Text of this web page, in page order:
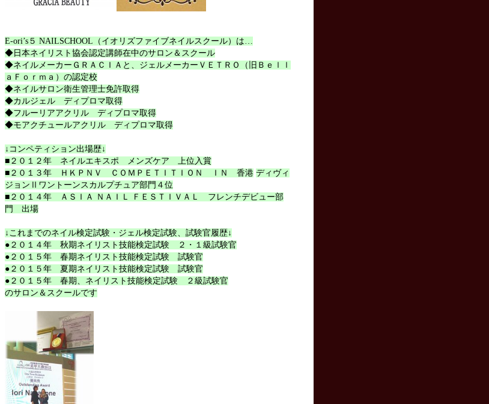
E-ori’s５ NAILSCHOOL（イオリズファイブネイルスクール）は…
◆日本ネイリスト協会認定講師在中のサロン＆スクール
◆ネイルメーカーＧＲＡＣＩＡと、ジェルメーカーＶＥＴＲＯ（旧Ｂｅｌｌ
ａＦｏｒｍａ）の認定校
◆ネイルサロン衛生管理士免許取得
◆カルジェル ディプロマ取得
◆フルーリアアクリル ディプロマ取得
◆モアクチュールアクリル ディプロマ取得
↓コンペティション出場歴↓
■２０１２年 ネイルエキスポ メンズケア 上位入賞
■２０１３年 ＨＫＰＮＶ ＣＯＭＰＥＴＩＴＩＯＮ ＩＮ 香港 ディヴィ
ジョンⅡワントーンスカルプチュア部門４位
■２０１４年 ＡＳＩＡ ＮＡＩＬ ＦＥＳＴＩＶＡＬ フレンチデビュー部
門 出場
↓これまでのネイル検定試験・ジェル検定試験、試験官履歴↓
●２０１４年 秋期ネイリスト技能検定試験 ２・１級試験官
●２０１５年 春期ネイリスト技能検定試験 試験官
●２０１５年 夏期ネイリスト技能検定試験 試験官
●２０１５年 春期、ネイリスト技能検定試験 ２級試験官
のサロン＆スクールです